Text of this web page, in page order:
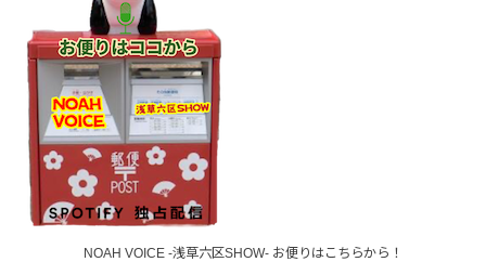
NOAH VOICE -浅草六区SHOW- お便りはこちらから！